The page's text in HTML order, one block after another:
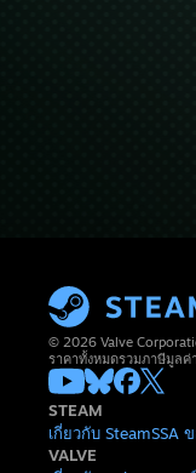
© 2026 Valve
ราคาทั้งหมดรวมภาษีมูลค่
STEAM
เกี่ยวกับ SteamSSA
VALVE